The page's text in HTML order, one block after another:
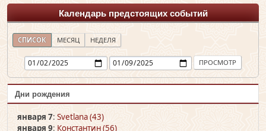
Календарь предстоящих событий
СПИСОК МЕСЯЦ НЕДЕЛЯ
Дни рождения
января 7: Svetlana (43)
января 9: Константин (56)